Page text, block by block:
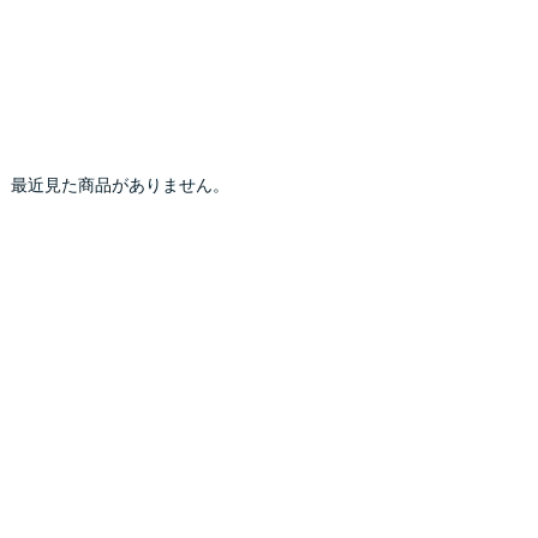
最近見た商品がありません。